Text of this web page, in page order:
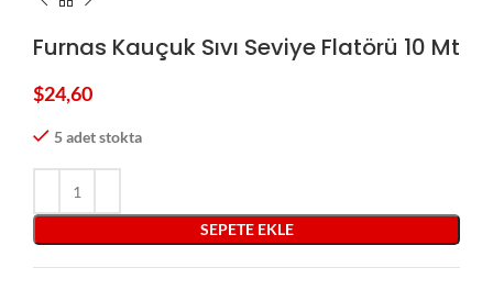
Furnas Kauçuk Sıvı Seviye Flatörü 10 Mt
$24,60
5 adet stokta
SEPETE EKLE